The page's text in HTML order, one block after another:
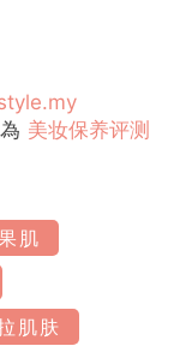
美妆保养评测
肌
肌肤